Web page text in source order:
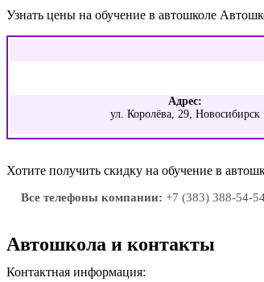
Узнать цены на обучение в автошколе
Адрес:
ул. Королёва, 29, Новосибирск
Хотите получить скидку на обучение в
Все телефоны компании: +7 (383) 388-54-
Автошкола и контакты
Контактная информация: